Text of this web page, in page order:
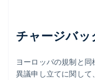
チャージバッ
ヨーロッパの規制と同
異議申し立てに関し